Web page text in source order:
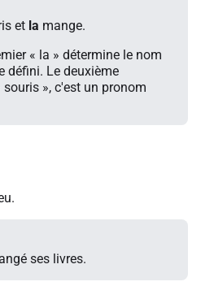
et la mange.
« la » détermine le nom
défini. Le deuxième
», c'est un pronom
ses livres.